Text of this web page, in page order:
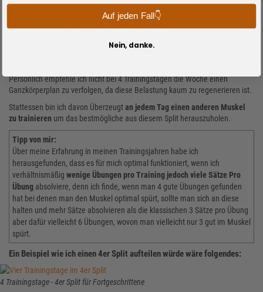
Welche für dich infrage kommt, musst du im Endeffekt selber ausprobieren
und schauen was dir am meisten Mehrwert bringt.
Trainingswoche mit einem 4er Split aussehen könnte und wie ich sie mit der
Persönlich empfehle ich nicht bei 4 Trainingstagen die Woche einen
Ganzkörperplan zu verfolgen, da diese Belastung kaum zu regenerieren ist.
Stattessen bin ich davon Überzeugtan jedem Tag einen anderen Muskel
zu trainieren um das bestmögliche aus diesem Split herauszuholen.
Tipp von mir:
Über meine Erfahrung in meinen Trainingsjahren habe ich
herausgefunden, dass es für mich optimal funktioniert, wenn ich
verhältnismäßig wenige Übungen pro Training jedoch viele Sätze Pro
Übung absolviere, denn ich finde, wenn man 4 gute Übungen gefunden
hat bei denen man den Muskel optimal spürt, sollte man sich an diese
halten und mehr Sätze absolvieren als die klassischen 3 Sätze pro Übung
aber dafür vielleicht 6 Übungen, wovon man vielleicht nur 3 gut im Muskel
spürt.
Ein Beispiel wie ich einen 4er Split aufteilen würde wäre folgendes:
4 Trainingstage - 4er Split für Fortgeschrittene
Auf jeden Fall👇
Nein, danke.